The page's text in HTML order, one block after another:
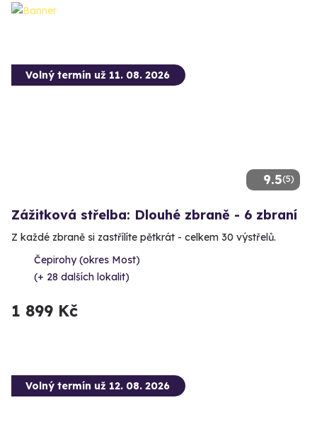
9.5(5)
Volný termín už 11. 08. 2026
Zážitková střelba: Dlouhé zbraně - 6 zbraní
Z každé zbraně si zastřílíte pětkrát - celkem 30 výstřelů.
Čepirohy (okres Most)
(+ 28 dalších lokalit)
1 899 Kč
Volný termín už 12. 08. 2026